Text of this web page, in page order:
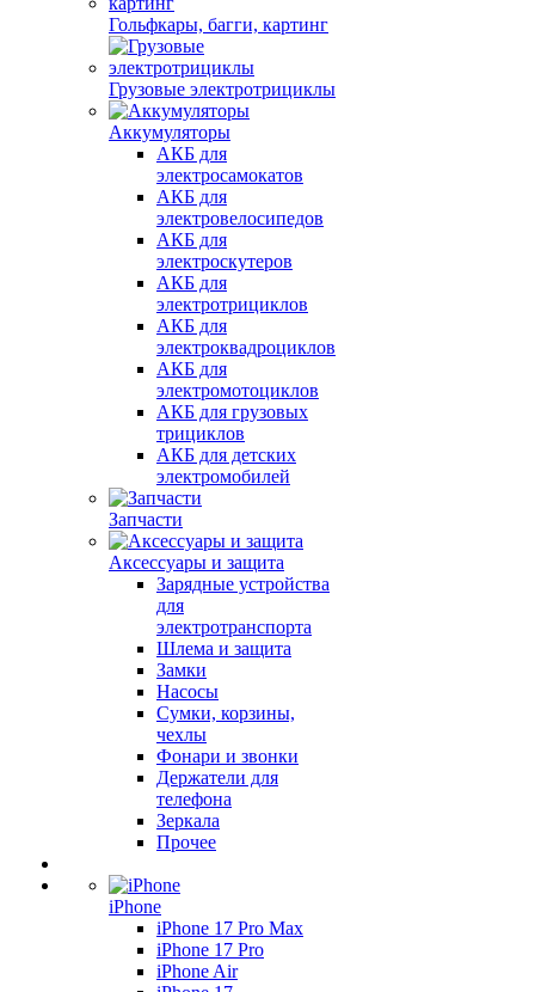
Гольфкары, багги, картинг
Грузовые электротрициклы
Аккумуляторы
АКБ для
электросамокатов
АКБ для
электровелосипедов
АКБ для
электроскутеров
АКБ для
электротрициклов
АКБ для
электроквадроциклов
АКБ для
электромотоциклов
АКБ для грузовых
трициклов
АКБ для детских
электромобилей
Запчасти
Аксессуары и защита
Зарядные устройства
для
электротранспорта
Шлема и защита
Замки
Насосы
Сумки, корзины,
чехлы
Фонари и звонки
Держатели для
телефона
Зеркала
Прочее
iPhone
iPhone 17 Pro Max
iPhone 17 Pro
iPhone Air